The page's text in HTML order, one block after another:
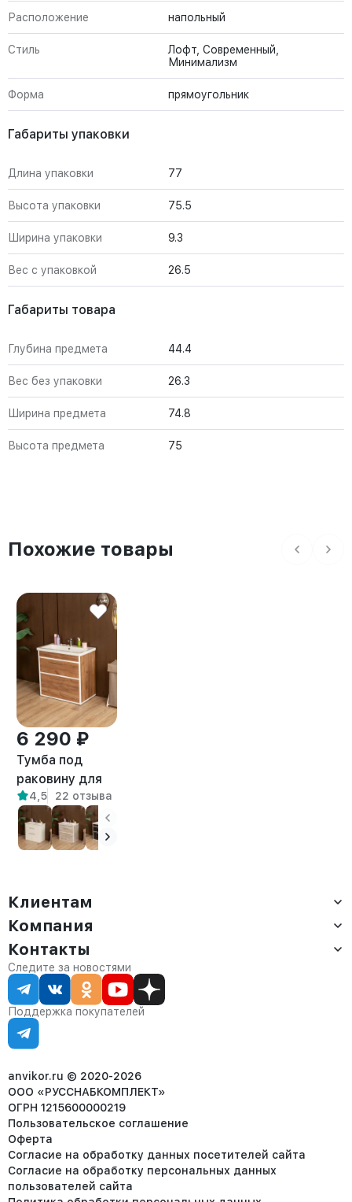
Расположение напольный
Стиль
Лофт, Современный,
Минимализм
Форма прямоугольник
Габариты упаковки
Длина упаковки 77
Высота упаковки 75.5
Ширина упаковки 9.3
Вес с упаковкой 26.5
Габариты товара
Глубина предмета 44.4
Вес без упаковки 26.3
Ширина предмета 74.8
Высота предмета 75
Похожие товары
6 290 ₽
Тумба под
раковину для
ванной лофт
Шимри белый/
амаретто
4,5 22 отзыва
Клиентам
Доставка
Оплата
Сервис
Статус заказа
Статьи
Компания
О компании
Контакты
Партнёрам
Контакты
Отдел продаж:
8 (800) 234-22-62
corp@anvikor.ru
Ежедневно, с 7:00-19:00 (МСК)
Отдел рекламации:
8 (953) 455-25-61
Следите за новостями
Поддержка покупателей
anvikor.ru © 2020-2026
ООО «РУССНАБКОМПЛЕКТ»
ОГРН 1215600000219
Пользовательское соглашение
Оферта
Согласие на обработку данных посетителей сайта
Согласие на обработку персональных данных
пользователей сайта